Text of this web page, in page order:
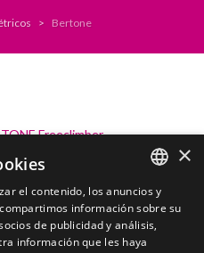
Bertone
BERTONE Freeclimber
SPANISH
PORTUGUESE
×
el contenido, los anuncios y
información sobre su
de publicidad y análisis,
información que les haya